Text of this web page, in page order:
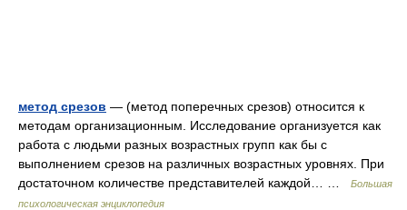
метод срезов — (метод поперечных срезов) относится к
методам организационным. Исследование организуется как
работа с людьми разных возрастных групп как бы с
выполнением срезов на различных возрастных уровнях. При
достаточном количестве представителей каждой… …
Большая
психологическая энциклопедия